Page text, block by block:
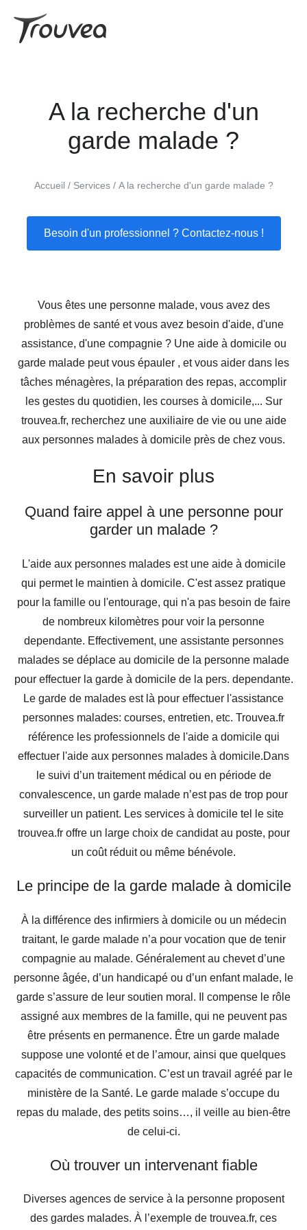
A la recherche d'un
garde malade ?
Accueil Services A la recherche d'un garde malade ?
Besoin d'un professionnel ? Contactez-nous !
Vous êtes une personne malade, vous avez des
problèmes de santé et vous avez besoin d'aide, d'une
assistance, d'une compagnie ? Une aide à domicile ou
garde malade peut vous épauler , et vous aider dans les
tâches ménagères, la préparation des repas, accomplir
les gestes du quotidien, les courses à domicile,... Sur
trouvea.fr, recherchez une auxiliaire de vie ou une aide
aux personnes malades à domicile près de chez vous.
En savoir plus
Quand faire appel à une personne pour
garder un malade ?
L'aide aux personnes malades est une aide à domicile
qui permet le maintien à domicile. C'est assez pratique
pour la famille ou l'entourage, qui n'a pas besoin de faire
de nombreux kilomètres pour voir la personne
dependante. Effectivement, une assistante personnes
malades se déplace au domicile de la personne malade
pour effectuer la garde à domicile de la pers. dependante.
Le garde de malades est là pour effectuer l'assistance
personnes malades: courses, entretien, etc. Trouvea.fr
référence les professionnels de l'aide a domicile qui
effectuer l'aide aux personnes malades à domicile.Dans
le suivi d’un traitement médical ou en période de
convalescence, un garde malade n’est pas de trop pour
surveiller un patient. Les services à domicile tel le site
trouvea.fr offre un large choix de candidat au poste, pour
un coût réduit ou même bénévole.
Le principe de la garde malade à domicile
À la différence des infirmiers à domicile ou un médecin
traitant, le garde malade n’a pour vocation que de tenir
compagnie au malade. Généralement au chevet d’une
personne âgée, d’un handicapé ou d’un enfant malade, le
garde s’assure de leur soutien moral. Il compense le rôle
assigné aux membres de la famille, qui ne peuvent pas
être présents en permanence. Être un garde malade
suppose une volonté et de l’amour, ainsi que quelques
capacités de communication. C’est un travail agréé par le
ministère de la Santé. Le garde malade s’occupe du
repas du malade, des petits soins…, il veille au bien-être
de celui-ci.
Où trouver un intervenant fiable
Diverses agences de service à la personne proposent
des gardes malades. À l’exemple de trouvea.fr, ces